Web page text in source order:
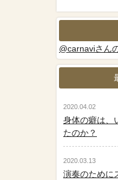
@carnaviさん
2020.04.02
身体の癖は、
たのか？
2020.03.13
演奏のために